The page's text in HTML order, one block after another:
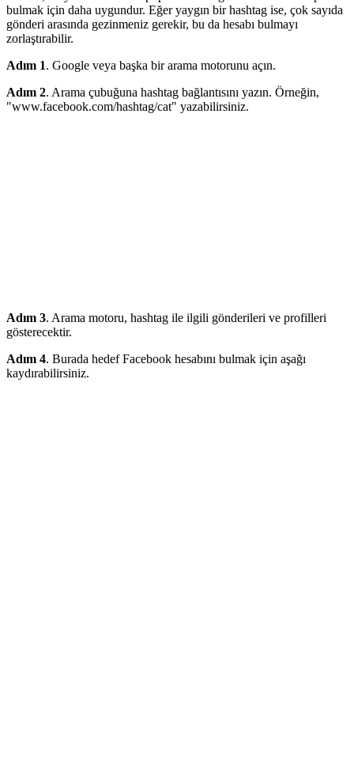
bulmak için daha uygundur. Eğer yaygın bir hashtag ise, çok sayıda
gönderi arasında gezinmeniz gerekir, bu da hesabı bulmayı
zorlaştırabilir.
Adım 1. Google veya başka bir arama motorunu açın.
Adım 2. Arama çubuğuna hashtag bağlantısını yazın. Örneğin,
"www.facebook.com/hashtag/cat" yazabilirsiniz.
Adım 3. Arama motoru, hashtag ile ilgili gönderileri ve profilleri
gösterecektir.
Adım 4. Burada hedef Facebook hesabını bulmak için aşağı
kaydırabilirsiniz.